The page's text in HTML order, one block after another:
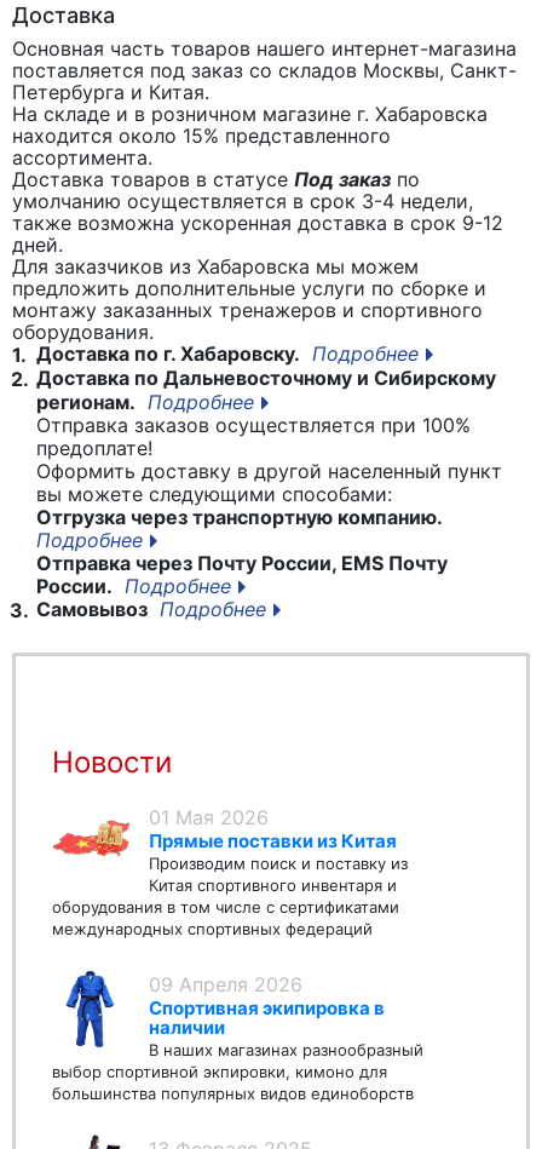
Доставка
Основная часть товаров нашего интернет-магазина
поставляется под заказ со складов Москвы, Санкт-
Петербурга и Китая.
На складе и в розничном магазине г. Хабаровска
находится около 15% представленного
ассортимента.
Доставка товаров в статусе Под заказ по
умолчанию осуществляется в срок 3-4 недели,
также возможна ускоренная доставка в срок 9-12
дней.
Для заказчиков из Хабаровска мы можем
предложить дополнительные услуги по сборке и
монтажу заказанных тренажеров и спортивного
оборудования.
1. Доставка по г. Хабаровску. Подробнее
2. Доставка по Дальневосточному и Сибирскому
регионам. Подробнее
Отправка заказов осуществляется при 100%
предоплате!
Оформить доставку в другой населенный пункт
вы можете следующими способами:
Отгрузка через транспортную компанию.
Подробнее
Отправка через Почту России, EMS Почту
России. Подробнее
3. Самовывоз Подробнее
Новости
01 Мая 2026
Прямые поставки из Китая
Производим поиск и поставку из
Китая спортивного инвентаря и
оборудования в том числе с сертификатами
международных спортивных федераций
09 Апреля 2026
Спортивная экипировка в
наличии
В наших магазинах разнообразный
выбор спортивной экпировки, кимоно для
большинства популярных видов единоборств